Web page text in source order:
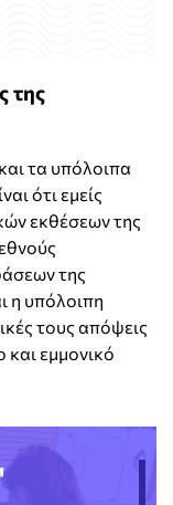
της
τα υπόλοιπα
ότι εμείς
εκθέσεων της
της
η υπόλοιπη
τους απόψεις
και εμμονικό